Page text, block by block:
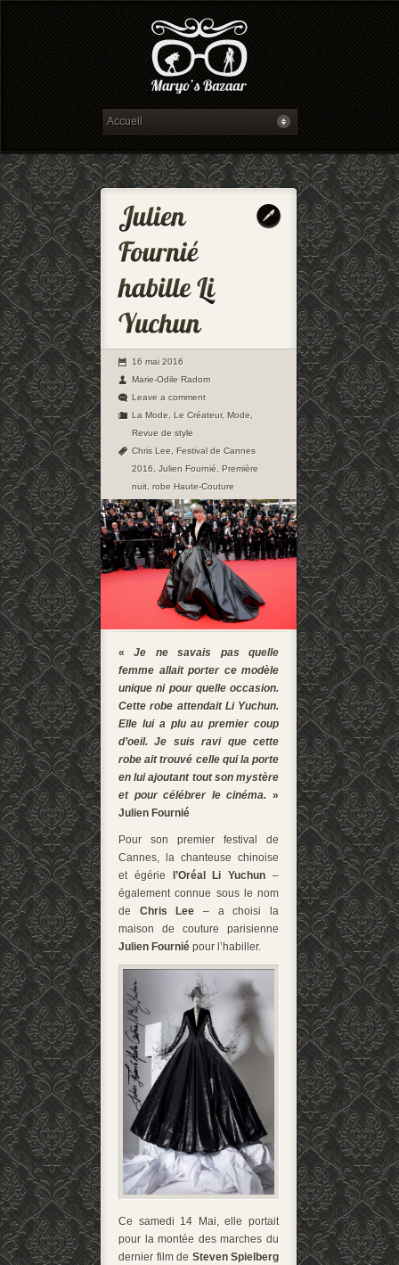
16 mai 2016
Marie-Odile Radom
Leave a comment
La Mode
Le Créateur, Mode
Revue de style
Chris Lee
Festival de Cannes
2016
Julien Fournié
Première
nuit robe Haute-Couture
«Je ne savais pas quelle
femme allait porter ce modèle
unique ni pour quelle occasion.
Cette robe attendait Li Yuchun.
Elle lui a plu au premier coup
d’oeil. Je suis ravi que cette
robe ait trouvé celle qui la porte
en lui ajoutant tout son mystère
et pour célébrer le cinéma. »
Julien Fournié
Pour son premier festival de
Cannes, la chanteuse chinoise
et égérie l’Oréal Li Yuchun –
également connue sous le nom
de Chris Lee – a choisi la
maison de couture parisienne
Julien Fournié pour l’habiller.
Ce samedi 14 Mai, elle portait
pour la montée des marches du
dernier film de Steven Spielberg